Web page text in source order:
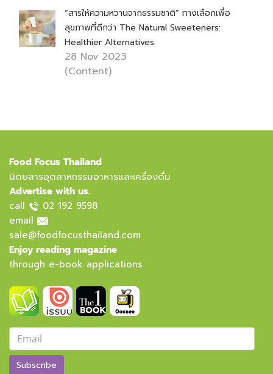
“สารให้ความหวานจากธรรมชาติ” ทางเลือกเพื่อ
สุขภาพที่ดีกว่า The Natural Sweeteners:
Healthier Alternatives
28 Nov 2023
(Content)
Food Focus Thailand
นิตยสารอุตสาหกรรมอาหารและเครื่องดื่ม
Advertise with us.
call
02 192 9598
email
sale@foodfocusthailand.com
Enjoy reading magazine
through e-book applications
Subscribe